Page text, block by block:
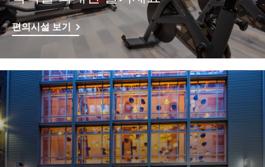
편의시설 보기